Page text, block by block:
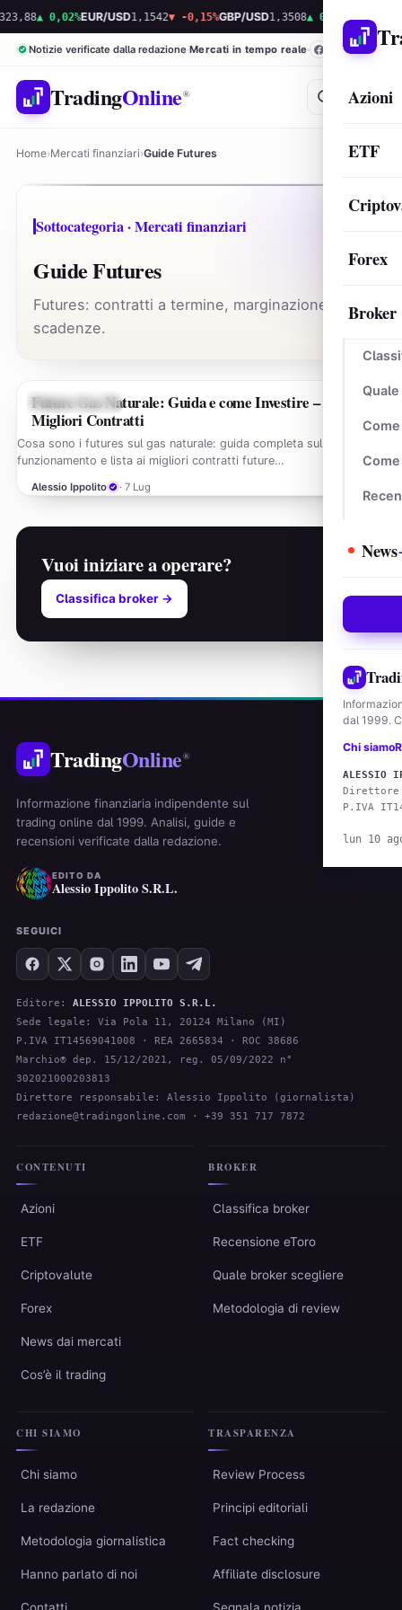
Azioni
ETF
Forex
Broker
News
dal 1999.
Chi siamo
ALESSIO
Direttore
P.IVA
lun 10
▲ 0,02%EUR/USD1,1542▼ -0,15%GBP/USD1,3508▲ 0,08% Bitcoin
Notizie verificate dalla redazione Mercati in tempo reale
TradingOnline®
Home›Mercati finanziari›Guide Futures
Sottocategoria · Mercati finanziari
Guide Futures
Futures: contratti a termine, marginazione e
scadenze.
GUIDE FUTURES
Future Gas Naturale: Guida e come Investire –
Migliori Contratti
Cosa sono i futures sul gas naturale: guida completa sul loro
funzionamento e lista ai migliori contratti future…
Alessio Ippolito · 7 Lug
Vuoi iniziare a operare?
Classifica broker →
TradingOnline®
Informazione finanziaria indipendente sul
trading online dal 1999. Analisi, guide e
recensioni verificate dalla redazione.
EDITO DA
Alessio Ippolito S.R.L.
SEGUICI
Editore: ALESSIO IPPOLITO S.R.L.
Sede legale: Via Pola 11, 20124 Milano (MI)
P.IVA IT14569041008 · REA 2665834 · ROC 38686
Marchio® dep. 15/12/2021, reg. 05/09/2022 n°
302021000203813
Direttore responsabile: Alessio Ippolito (giornalista)
redazione@tradingonline.com · +39 351 717 7872
CONTENUTI
Azioni
ETF
Criptovalute
Forex
News dai mercati
Cos’è il trading
BROKER
Classifica broker
Recensione eToro
Quale broker scegliere
Metodologia di review
CHI SIAMO
Chi siamo
La redazione
Metodologia giornalistica
Hanno parlato di noi
TRASPARENZA
Review Process
Principi editoriali
Fact checking
Affiliate disclosure